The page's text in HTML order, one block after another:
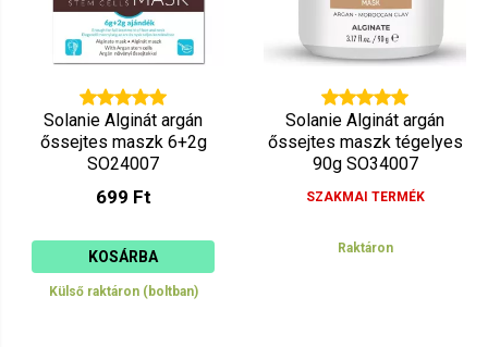
Solanie Alginát argán
őssejtes maszk 6+2g
SO24007
699 Ft
KOSÁRBA
Külső raktáron (boltban)
Solanie Alginát argán
őssejtes maszk tégelyes
90g SO34007
SZAKMAI TERMÉK
Raktáron